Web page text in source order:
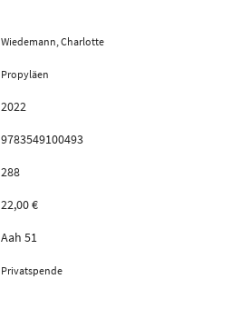
Wiedemann, Charlotte
Propyläen
2022
9783549100493
288
22,00 €
Aah 51
Privatspende